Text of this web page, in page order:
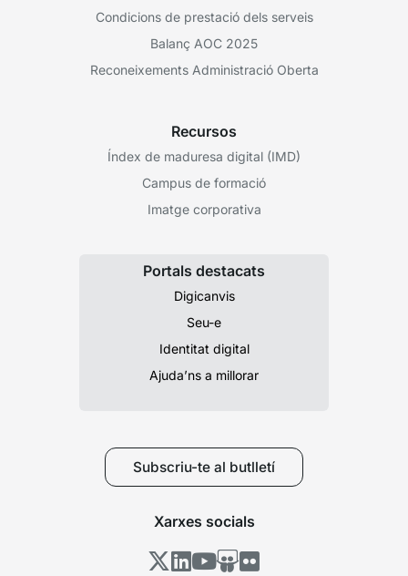
Condicions de prestació dels serveis
Balanç AOC 2025
Reconeixements Administració Oberta
Recursos
Índex de maduresa digital (IMD)
Campus de formació
Imatge corporativa
Portals destacats
Digicanvis
Seu-e
Identitat digital
Ajuda’ns a millorar
Subscriu-te al butlletí
Xarxes socials